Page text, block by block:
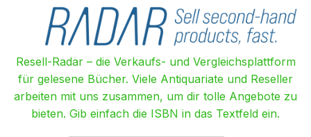
Resell-Radar – die Verkaufs- und Vergleichsplattform
für gelesene Bücher. Viele Antiquariate und Reseller
arbeiten mit uns zusammen, um dir tolle Angebote zu
bieten. Gib einfach die ISBN in das Textfeld ein.